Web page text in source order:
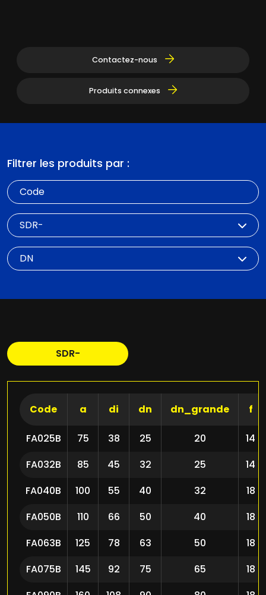
Contactez-nous
Produits connexes
Filtrer les produits par :
Code
SDR
DN
SDR-
Code a di dn dn_grande f
FA025B 75 38 25 20
14
FA032B
85 45 32 25
14
FA040B
100 55 40 32
18
FA050B
110 66 50 40
18
FA063B
125 78 63 50
18
FA075B
145 92 75 65
18